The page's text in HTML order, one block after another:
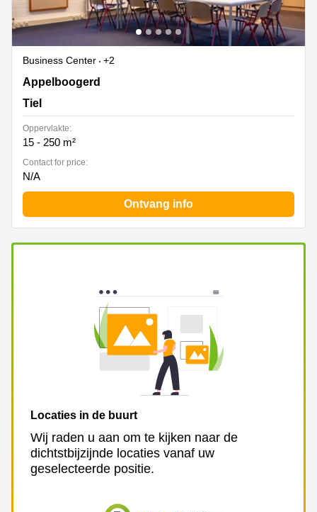
Business Center
+2
Appelboogerd 2, Tiel
Appelboogerd
Tiel
Oppervlakte:
15 - 250 m²
Contact for price:
N/A
Ontvang info
Locaties in de buurt
Wij raden u aan om te kijken naar de
dichtstbijzijnde locaties vanaf uw
geselecteerde positie.